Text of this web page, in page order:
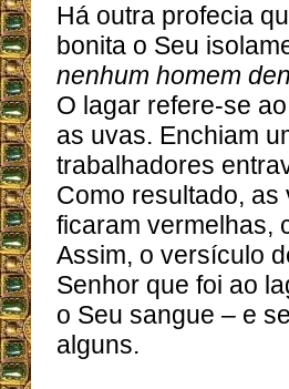
Há outra profecia
bonita o Seu
nenhum homem
O lagar refere-se
as uvas. Enchiam
trabalhadores
Como resultado,
ficaram vermelhas,
Assim, o versículo
Senhor que foi ao
o Seu sangue – e
alguns.